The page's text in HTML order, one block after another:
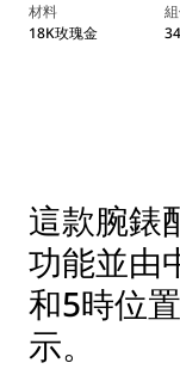
材料
18K玫瑰金
這款腕錶
功能並由
和5時位
示。